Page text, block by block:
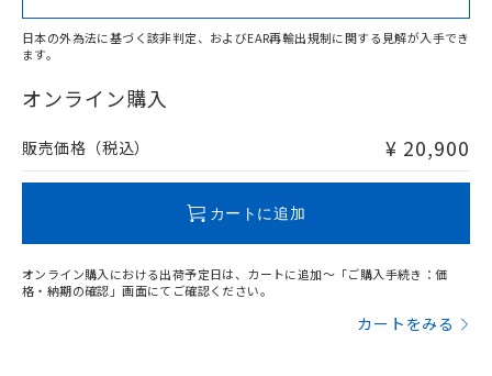
アルミ材
l: 12mm以上、φd: 80mm以上、D: 12mm以上、m: 30mm
在庫等で未対応品が混在する可能性があります。
問い合わせください。
日本の外為法に基づく該非判定、およびEAR再輸出規制に関する見解が入手でき
ます。
オンライン購入
販売価格（税込） ¥ 20,900
カートに追加
オンライン購入における出荷予定日は、カートに追加～「ご購入手続き：価
格・納期の確認」画面にてご確認ください。
カートをみる